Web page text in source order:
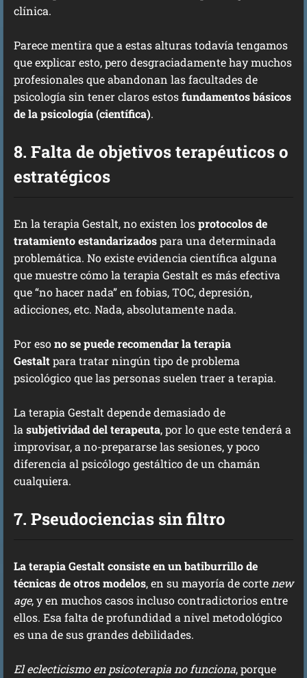
clínica.
Parece mentira que a estas alturas todavía tengamos
que explicar esto, pero desgraciadamente hay muchos
profesionales que abandonan las facultades de
psicología sin tener claros estosfundamentos básicos
de la psicología (científica).
8. Falta de objetivos terapéuticos o
estratégicos
En la terapia Gestalt, no existen losprotocolos de
tratamiento estandarizadospara una determinada
problemática. No existe evidencia científica alguna
que muestre cómo la terapia Gestalt es más efectiva
que “no hacer nada” en fobias, TOC, depresión,
adicciones, etc. Nada, absolutamente nada.
Por esono se puede recomendar la terapia
Gestaltpara tratar ningún tipo de problema
psicológico que las personas suelen traer a terapia.
La terapia Gestalt depende demasiado de
lasubjetividad del terapeuta, por lo que este tenderá a
improvisar, a no-prepararse las sesiones, y poco
diferencia al psicólogo gestáltico de un chamán
cualquiera.
7. Pseudociencias sin filtro
La terapia Gestalt consiste en un batiburrillo de
técnicas de otros modelos, en su mayoría de cortenew
age, y en muchos casos incluso contradictorios entre
ellos. Esa falta de profundidad a nivel metodológico
es una de sus grandes debilidades.
El eclecticismo en psicoterapia no funciona, porque